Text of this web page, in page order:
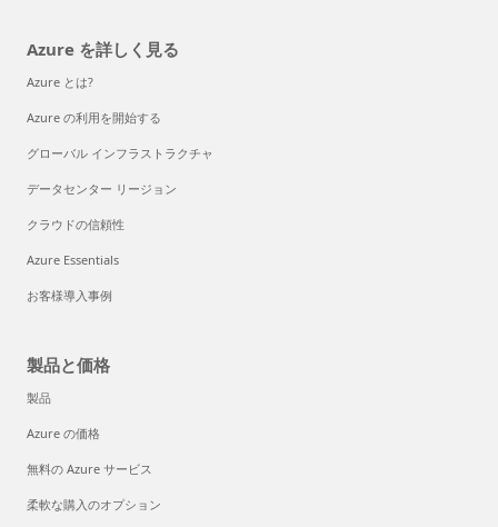
Azure を詳しく見る
Azure とは?
Azure の利用を開始する
グローバル インフラストラクチャ
データセンター リージョン
クラウドの信頼性
Azure Essentials
お客様導入事例
製品と価格
製品
Azure の価格
無料の Azure サービス
柔軟な購入のオプション